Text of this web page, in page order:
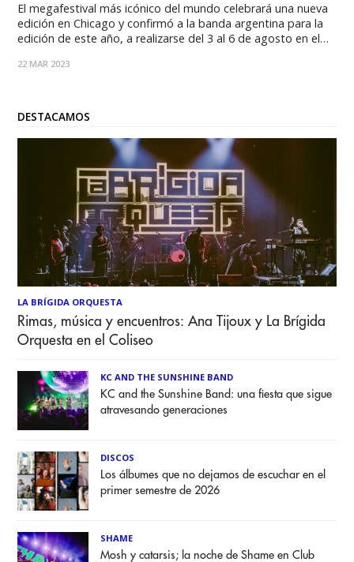
El megafestival más icónico del mundo celebrará una nueva
edición en Chicago y confirmó a la banda argentina para la
edición de este año, a realizarse del 3 al 6 de agosto en el
por Juan, Lucca y Cocó será el
22 MAR 2023
DESTACAMOS
LA BRÍGIDA ORQUESTA
Rimas, música y encuentros: Ana Tijoux y La Brígida
Orquesta en el Coliseo
KC AND THE SUNSHINE BAND
KC and the Sunshine Band: una fiesta que sigue
atravesando generaciones
DISCOS
Los álbumes que no dejamos de escuchar en el
primer semestre de 2026
SHAME
Mosh y catarsis; la noche de Shame en Club